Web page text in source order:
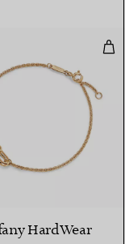
in
HardWear